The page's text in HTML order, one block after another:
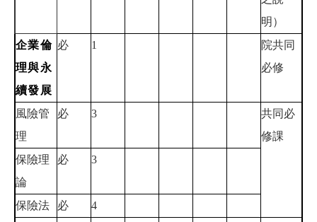
明）
企業倫
理與永
續發展
必 1
院共同
必修
風險管
理
必 3
共同必
修課
保險理
論
必 3
保險法 必
4